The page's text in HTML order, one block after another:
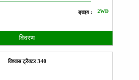
ड्राइव : 2WD
विवरण
विश्वास ट्रैक्टर 340